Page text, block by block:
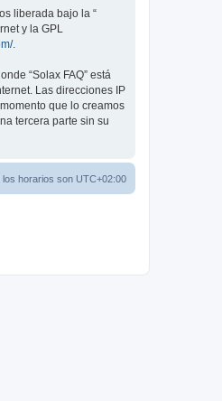
liberada bajo la “
y la GPL
.
“Solax FAQ” está
Las direcciones IP
que lo creamos
tercera parte sin su
los horarios son UTC+02:00